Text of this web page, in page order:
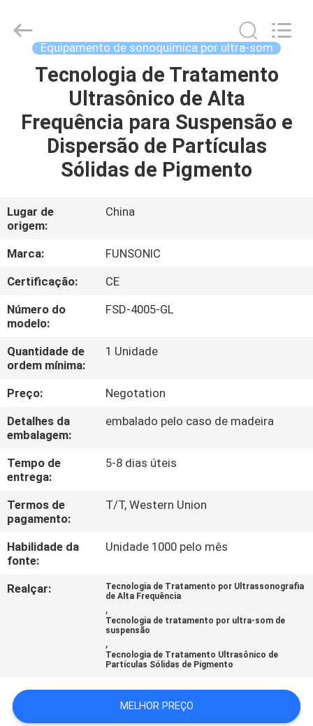
PRODUTOS
VISITA
À
FÁBRICA
CONTROLE
DE
QUALIDADE
CONTATE-
NOS
NOTÍCIAS
CASOS
UM
ORÇAMENTO
DO
SITE
Automation
Equipment
Equipamento de sonoquímica por ultra-som
Tecnologia de Tratamento
Ultrasônico de Alta
Frequência para Suspensão e
Dispersão de Partículas
Sólidas de Pigmento
Lugar de
origem:
China
Marca:
FUNSONIC
Certificação:
CE
Número do
modelo:
FSD-4005-GL
Quantidade de
ordem mínima:
1 Unidade
Preço:
Negotation
Detalhes da
embalagem:
embalado pelo caso de madeira
Tempo de
entrega:
5-8 dias úteis
Termos de
pagamento:
T/T, Western Union
Habilidade da
fonte:
Unidade 1000 pelo mês
Realçar:
Tecnologia de Tratamento por Ultrassonografia
de Alta Frequência
,
Tecnologia de tratamento por ultra-som de
suspensão
,
Tecnologia de Tratamento Ultrasônico de
Partículas Sólidas de Pigmento
MELHOR PREÇO